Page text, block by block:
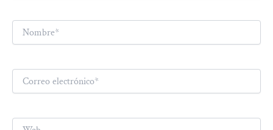
Nombre*
Correo
electrónico*
Web